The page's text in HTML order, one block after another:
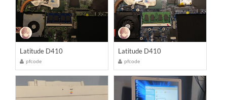
Latitude D410
pfcode
Latitude D410
pfcode